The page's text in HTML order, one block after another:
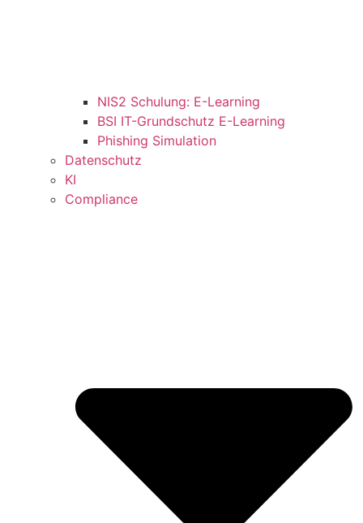
NIS2 Schulung: E-Learning
BSI IT-Grundschutz E-Learning
Phishing Simulation
Datenschutz
KI
Compliance